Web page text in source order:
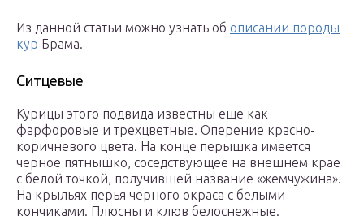
Из данной статьи можно узнать об описании породы
кур Брама.
Ситцевые
Курицы этого подвида известны еще как
фарфоровые и трехцветные. Оперение красно-
коричневого цвета. На конце перышка имеется
черное пятнышко, соседствующее на внешнем крае
с белой точкой, получившей название «жемчужина».
На крыльях перья черного окраса с белыми
кончиками. Плюсны и клюв белоснежные.